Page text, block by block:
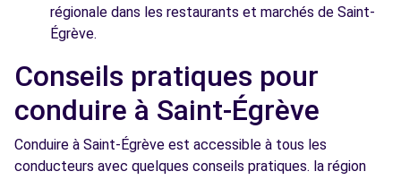
régionale dans les restaurants et marchés de Saint-
Égrève.
Conseils pratiques pour
conduire à Saint-Égrève
Conduire à Saint-Égrève est accessible à tous les
conducteurs avec quelques conseils pratiques. la région